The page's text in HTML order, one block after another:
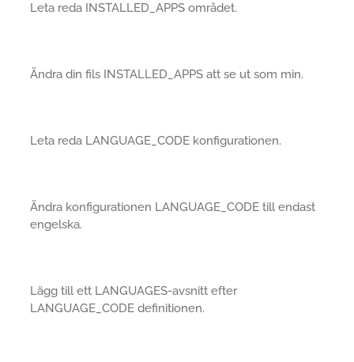
Leta reda INSTALLED_APPS området.
Ändra din fils INSTALLED_APPS att se ut som min.
Leta reda LANGUAGE_CODE konfigurationen.
Ändra konfigurationen LANGUAGE_CODE till endast
engelska.
Lägg till ett LANGUAGES-avsnitt efter
LANGUAGE_CODE definitionen.